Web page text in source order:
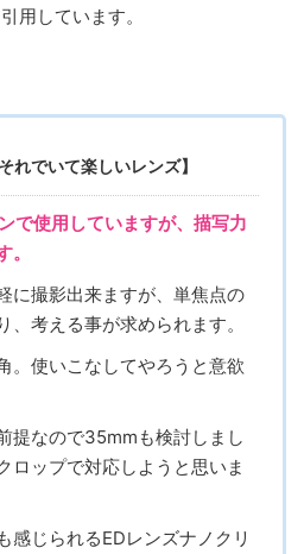
用しています。
れでいて楽しいレンズ】
で使用していますが、描写力
に撮影出来ますが、単焦点の
考える事が求められます。
。使いこなしてやろうと意欲
提なので35mmも検討しまし
ロップで対応しようと思いま
感じられるEDレンズナノクリ